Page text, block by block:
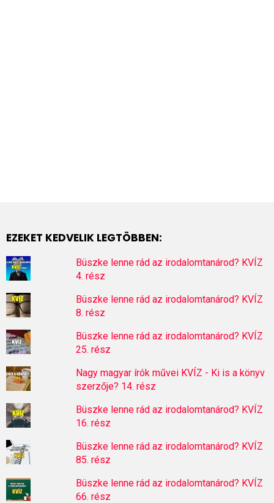
EZEKET KEDVELIK LEGTÖBBEN:
Büszke lenne rád az irodalomtanárod? KVÍZ
4. rész
Büszke lenne rád az irodalomtanárod? KVÍZ
8. rész
Büszke lenne rád az irodalomtanárod? KVÍZ
25. rész
Nagy magyar írók művei KVÍZ - Ki is a könyv
szerzője? 14. rész
Büszke lenne rád az irodalomtanárod? KVÍZ
16. rész
Büszke lenne rád az irodalomtanárod? KVÍZ
85. rész
Büszke lenne rád az irodalomtanárod? KVÍZ
66. rész